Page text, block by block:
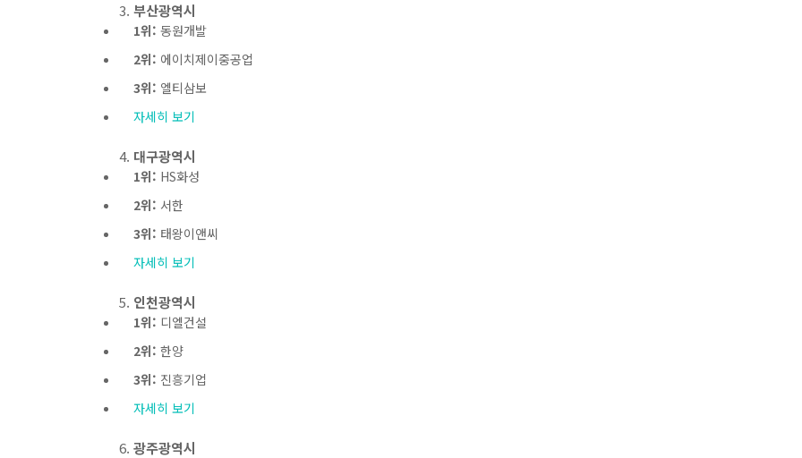
부산광역시
1위: 동원개발
2위: 에이치제이중공업
3위: 엘티삼보
자세히 보기
대구광역시
1위: HS화성
2위: 서한
3위: 태왕이앤씨
자세히 보기
인천광역시
1위: 디엘건설
2위: 한양
3위: 진흥기업
자세히 보기
광주광역시